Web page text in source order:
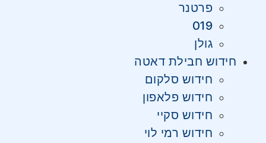
פרטנר
019
גולן
חידוש חבילת דאטה
חידוש סלקום
חידוש פלאפון
חידוש סקיי
חידוש רמי לוי